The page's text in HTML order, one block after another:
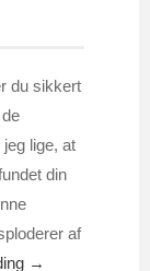
du sikkert
lige, at
din
af
→